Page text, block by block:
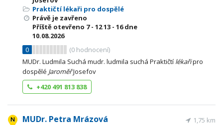
Praktičtí lékaři pro dospělé
Právě je zavřeno
Příště otevřeno 7 - 1213 - 16dne
10.08.2026
0
(0 hodnocení)
MUDr. Ludmila Suchá mudr. ludmila suchá Praktičtí lékařipro
dospělé JaroměřJosefov
+420 491 813 838
MUDr. Petra Mrázová 1,75 km